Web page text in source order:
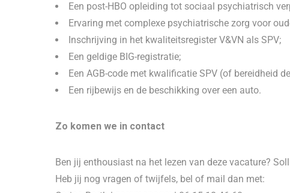
Een post-HBO opleiding tot sociaal psychiatrisch
Ervaring met complexe psychiatrische zorg voor
Inschrijving in het kwaliteitsregister V&VN als SPV;
Een geldige BIG-registratie;
Een AGB-code met kwalificatie SPV (of bereidheid
Een rijbewijs en de beschikking over een auto.
Zo komen we in contact
Ben jij enthousiast na het lezen van deze vacature?
Heb jij nog vragen of twijfels, bel of mail dan met: